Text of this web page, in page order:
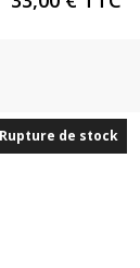
Rupture de stock